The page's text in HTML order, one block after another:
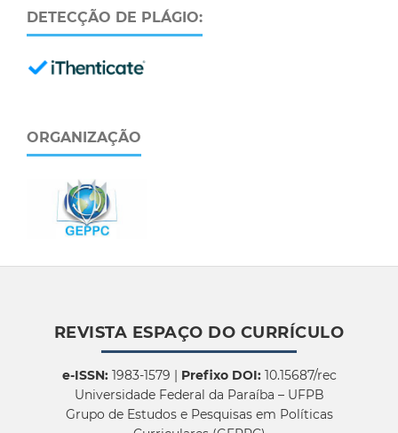
DETECÇÃO DE PLÁGIO:
ORGANIZAÇÃO
REVISTA ESPAÇO DO CURRÍCULO
e-ISSN:1983-1579 | Prefixo DOI:10.15687/rec
Universidade Federal da Paraíba – UFPB
Grupo de Estudos e Pesquisas em Políticas